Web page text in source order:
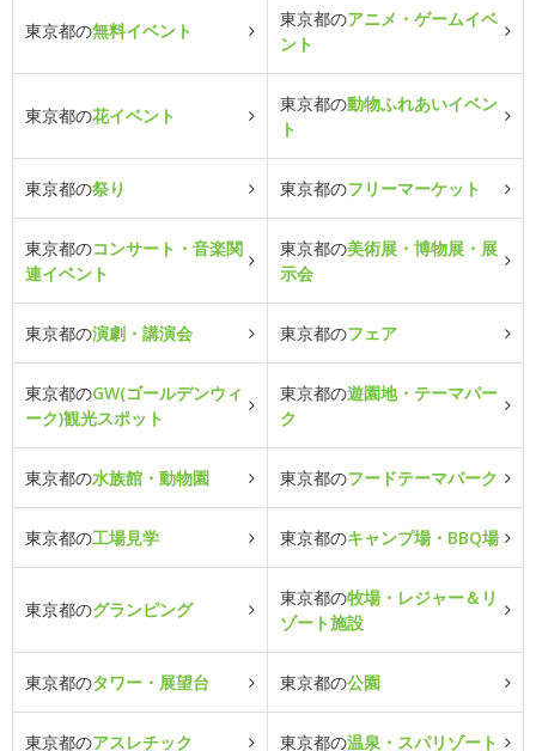
東京都の無料イベント
東京都のアニメ・ゲームイベ
ント
東京都の花イベント
東京都の動物ふれあいイベン
ト
東京都の祭り 東京都のフリーマーケット
東京都のコンサート・音楽関
連イベント
東京都の美術展・博物展・展
示会
東京都の演劇・講演会 東京都のフェア
東京都のGW(ゴールデンウィ
ーク)観光スポット
東京都の遊園地・テーマパー
ク
東京都の水族館・動物園 東京都のフードテーマパーク
東京都の工場見学 東京都のキャンプ場・BBQ場
東京都のグランピング
東京都の牧場・レジャー＆リ
ゾート施設
東京都のタワー・展望台 東京都の公園
東京都のアスレチック 東京都の温泉・スパリゾート